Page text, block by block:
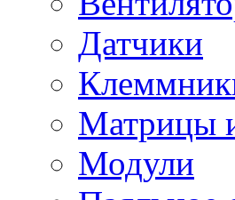
Датчики
Матрицы
Модули